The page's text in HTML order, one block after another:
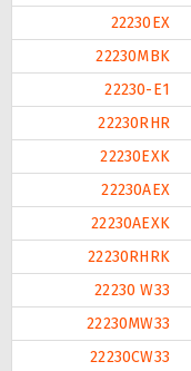
22230EX
22230MBK
22230-E1
22230RHR
22230EXK
22230AEX
22230AEXK
22230RHRK
22230 W33
22230MW33
22230CW33